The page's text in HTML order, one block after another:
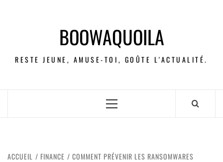
BOOWAQUOILA
RESTE JEUNE, AMUSE-TOI, GOÛTE L'ACTUALITÉ.
ACCUEIL FINANCE COMMENT PRÉVENIR LES RANSOMWARES